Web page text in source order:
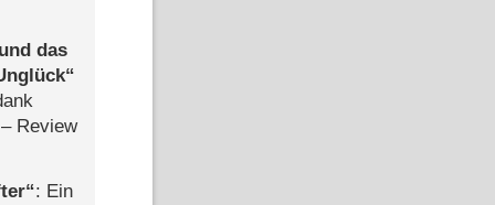
das
Review
: Ein